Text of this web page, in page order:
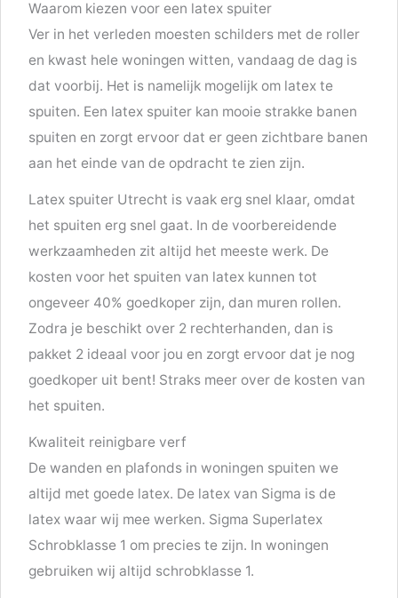
Waarom kiezen voor een latex spuiter
Ver in het verleden moesten schilders met de roller
en kwast hele woningen witten, vandaag de dag is
dat voorbij. Het is namelijk mogelijk om latex te
spuiten. Een latex spuiter kan mooie strakke banen
spuiten en zorgt ervoor dat er geen zichtbare banen
aan het einde van de opdracht te zien zijn.
Latex spuiter Utrecht is vaak erg snel klaar, omdat
het spuiten erg snel gaat. In de voorbereidende
werkzaamheden zit altijd het meeste werk. De
kosten voor het spuiten van latex kunnen tot
ongeveer 40% goedkoper zijn, dan muren rollen.
Zodra je beschikt over 2 rechterhanden, dan is
pakket 2 ideaal voor jou en zorgt ervoor dat je nog
goedkoper uit bent! Straks meer over de kosten van
het spuiten.
Kwaliteit reinigbare verf
De wanden en plafonds in woningen spuiten we
altijd met goede latex. De latex van Sigma is de
latex waar wij mee werken. Sigma Superlatex
Schrobklasse 1 om precies te zijn. In woningen
gebruiken wij altijd schrobklasse 1.